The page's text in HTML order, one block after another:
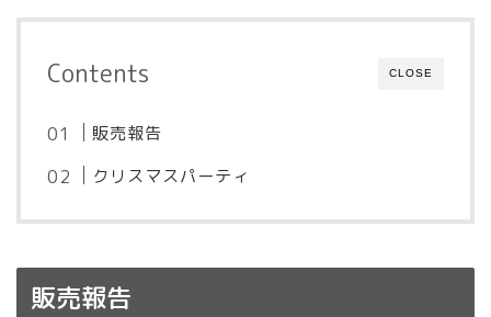
CLOSE
Contents
販売報告
クリスマスパーティ
販売報告